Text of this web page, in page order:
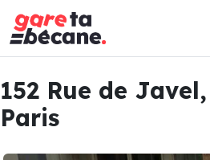
152 Rue de
Paris